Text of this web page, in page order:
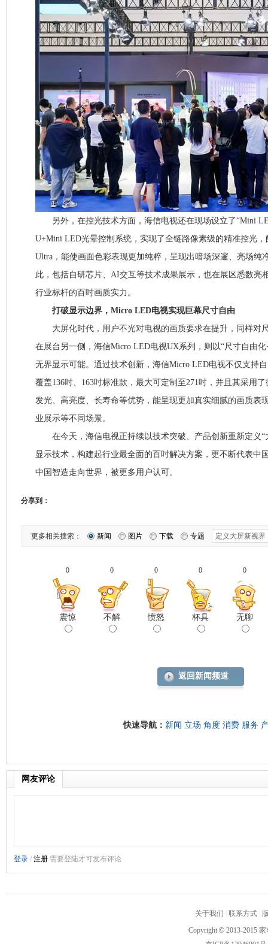
另外，在控光技术方面，海信电视还在现场设立了“Mini
U+Mini LED光晕控制系统，实现了全链路像素级的精准控光
Ultra，能使画面色彩表现更加纯粹，呈现出暗场深邃、亮场纯
此，包括自研芯片、AI交互等技术成果展示，也在展区悉数亮
行业标杆的百吋画质实力。
打破显示边界，Micro LED电视实现巨幕尺寸自由
大屏化时代，用户不光对电视的画质要求在提升，同样对
在展台另一侧，海信Micro LED电视UX系列，则以“尺寸自由
无界显示可能。通过技术创新，海信Micro LED电视不仅支持
覆盖136吋、163吋标准款，最大可定制至271吋，并且其采用
发光、高亮度、长寿命等优势，能呈现更加真实细腻的画质表
业展示等不同场景。
在今天，海信电视正持续以技术突破、产品创新重新定义“
显示技术，构建起行业最全面的百吋解决方案，更不断代表中
中国智造走向世界，被更多用户认可。
分享到：
更多相关搜索： 新闻 图片 下载 专题
0
震惊
0
不解
0
愤怒
0
杯具
0
无聊
返回新闻频道
快速导航： 新闻 立场 角度 消费 服务
网友评论
关于我们 联系方式
Copyright © 2013-2015